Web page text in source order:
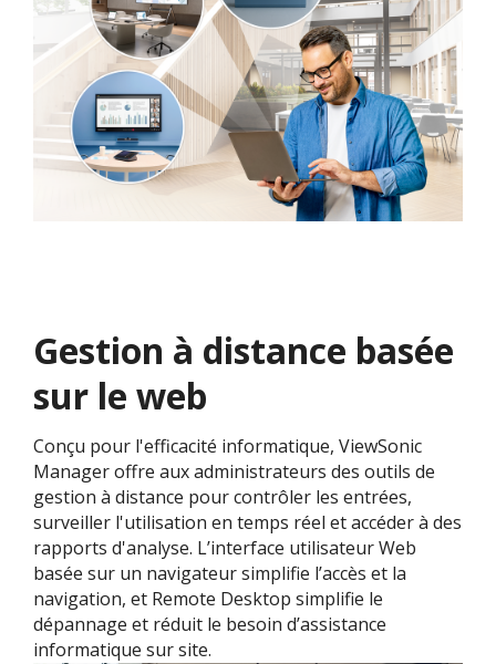
Gestion à distance basée
sur le web
Conçu pour l'efficacité informatique, ViewSonic
Manager offre aux administrateurs des outils de
gestion à distance pour contrôler les entrées,
surveiller l'utilisation en temps réel et accéder à des
rapports d'analyse. L’interface utilisateur Web
basée sur un navigateur simplifie l’accès et la
navigation, et Remote Desktop simplifie le
dépannage et réduit le besoin d’assistance
informatique sur site.